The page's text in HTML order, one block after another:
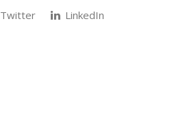
Twitter
LinkedIn